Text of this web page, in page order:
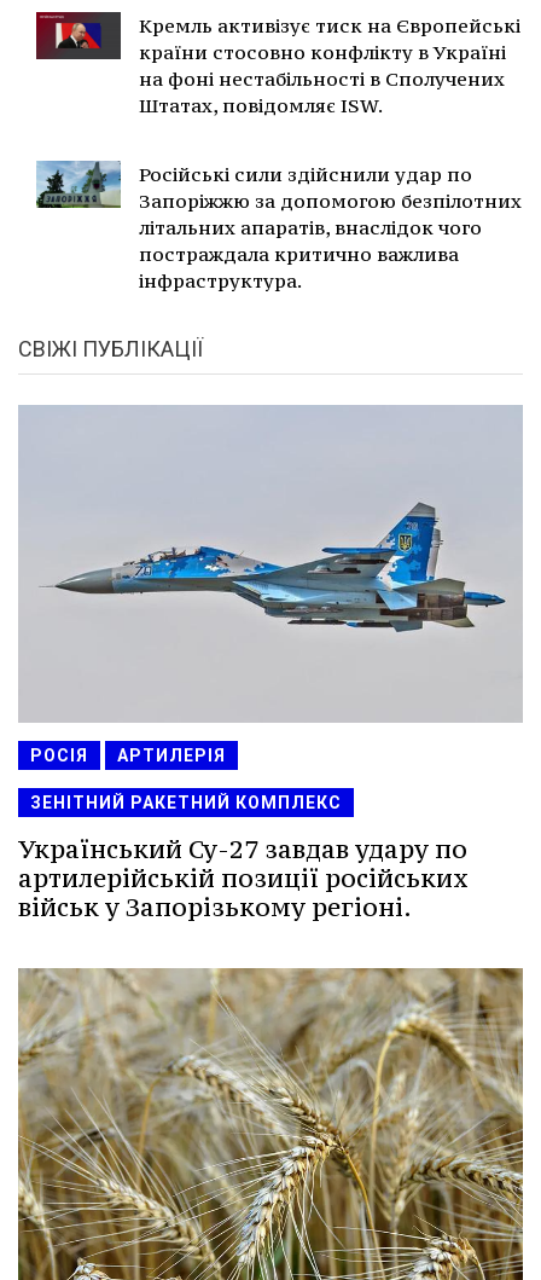
Кремль активізує тиск на Європейські
країни стосовно конфлікту в Україні
на фоні нестабільності в Сполучених
Штатах, повідомляє ISW.
Російські сили здійснили удар по
Запоріжжю за допомогою безпілотних
літальних апаратів, внаслідок чого
постраждала критично важлива
інфраструктура.
СВІЖІ ПУБЛІКАЦІЇ
РОСІЯ АРТИЛЕРІЯ
ЗЕНІТНИЙ РАКЕТНИЙ КОМПЛЕКС
Український Су-27 завдав удару по
артилерійській позиції російських
військ у Запорізькому регіоні.